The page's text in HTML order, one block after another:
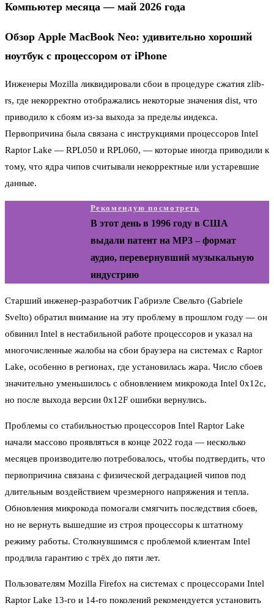
Компьютер месяца — май 2026 года
Обзор Apple MacBook Neo: удивительно хороший
ноутбук с процессором от iPhone
Инженеры Mozilla ликвидировали сбои в процедуре сжатия zlib-
rs, где некорректно отображались некоторые значения dist, что
приводило к сбоям из-за выхода за пределы индекса.
Первопричина была связана с инструкциями процессоров Intel
Raptor Lake — RPL050 и RPL060, — которые иногда приводили к
тому, что ядра чипов считывали некорректные или устаревшие
данные.
Рекомендую посмотреть
В этот день в 1996 году в США
выдали патент на MP3 – формат
аудио, перевернувший музыкальную
индустрию
Старший инженер-разработчик Габриэле Свельто (Gabriele
Svelto) обратил внимание на эту проблему в прошлом году — он
обвинил Intel в нестабильной работе процессоров и указал на
многочисленные жалобы на сбои браузера на системах с Raptor
Lake, особенно в регионах, где установилась жара. Число сбоев
значительно уменьшилось с обновлением микрокода Intel 0x12c,
но после выхода версии 0x12F ошибки вернулись.
Проблемы со стабильностью процессоров Intel Raptor Lake
начали массово проявляться в конце 2022 года — несколько
месяцев производителю потребовалось, чтобы подтвердить, что
первопричина связана с физической деградацией чипов под
длительным воздействием чрезмерного напряжения и тепла.
Обновления микрокода помогали смягчить последствия сбоев,
но не вернуть вышедшие из строя процессоры к штатному
режиму работы. Столкнувшимся с проблемой клиентам Intel
продлила гарантию с трёх до пяти лет.
Пользователям Mozilla Firefox на системах с процессорами Intel
Raptor Lake 13-го и 14-го поколений рекомендуется установить